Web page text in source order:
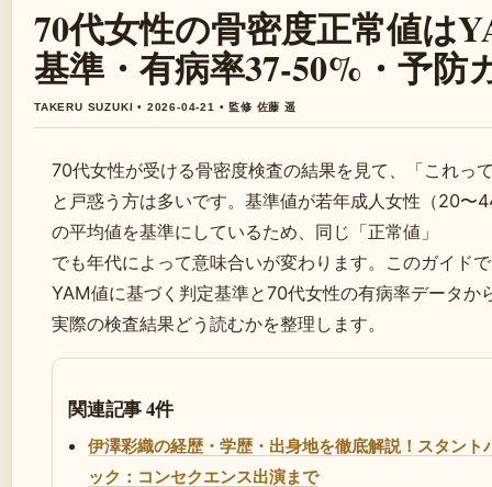
70代女性の骨密度正常値は
基準・有病率37-50%・予防
TAKERU SUZUKI • 2026-04-21 • 監修 佐藤 遥
70代女性が受ける骨密度検査の結果を見て、「これっ
と戸惑う方は多いです。基準値が若年成人女性（20〜
の平均値を基準にしているため、同じ「正常値」
でも年代によって意味合いが変わります。このガイド
YAM値に基づく判定基準と70代女性の有病率データか
実際の検査結果どう読むかを整理します。
関連記事 4件
伊澤彩織の経歴・学歴・出身地を徹底解説！スタン
ック：コンセクエンス出演まで